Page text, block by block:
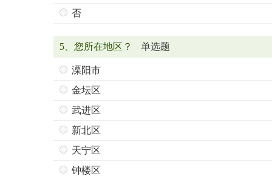
否
5、您所在地区？ 单选题
溧阳市
金坛区
武进区
新北区
天宁区
钟楼区